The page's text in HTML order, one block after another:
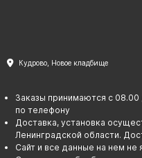
Кудрово, Новое кладбище
Заказы принимаются с 08.00
по телефону
Доставка, установка
Ленинградской области.
Сайт и все данные на нем не